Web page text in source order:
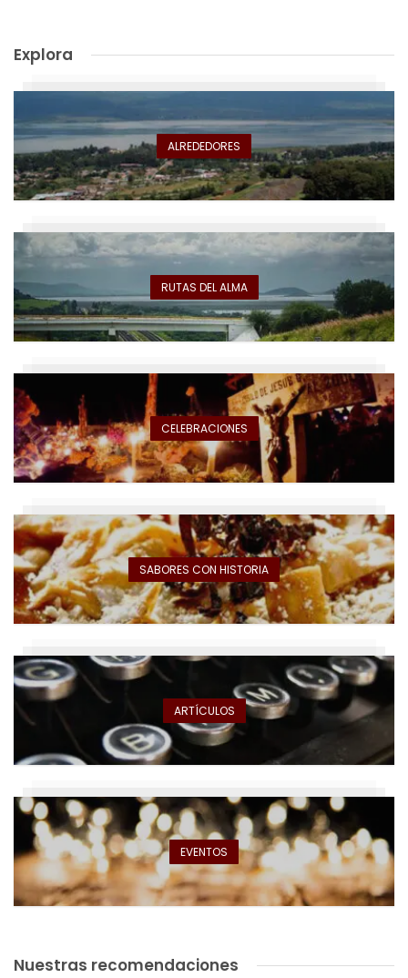
Explora
ALREDEDORES
RUTAS DEL ALMA
CELEBRACIONES
SABORES CON HISTORIA
ARTÍCULOS
EVENTOS
Nuestras recomendaciones